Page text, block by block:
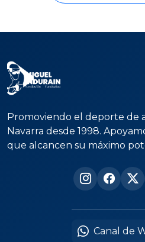
Promoviendo el deporte de
Navarra desde 1998.
que alcancen su máximo
Canal de